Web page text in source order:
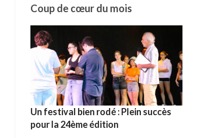
Coup de cœur du mois
Un festival bien rodé : Plein succès
pour la 24ème édition